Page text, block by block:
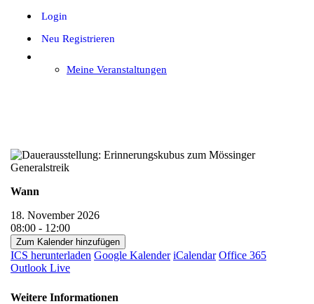
Login
Neu Registrieren
Meine Veranstaltungen
Wann
18. November 2026
08:00 - 12:00
Zum Kalender hinzufügen
ICS herunterladen Google Kalender iCalendar Office 365
Outlook Live
Weitere Informationen